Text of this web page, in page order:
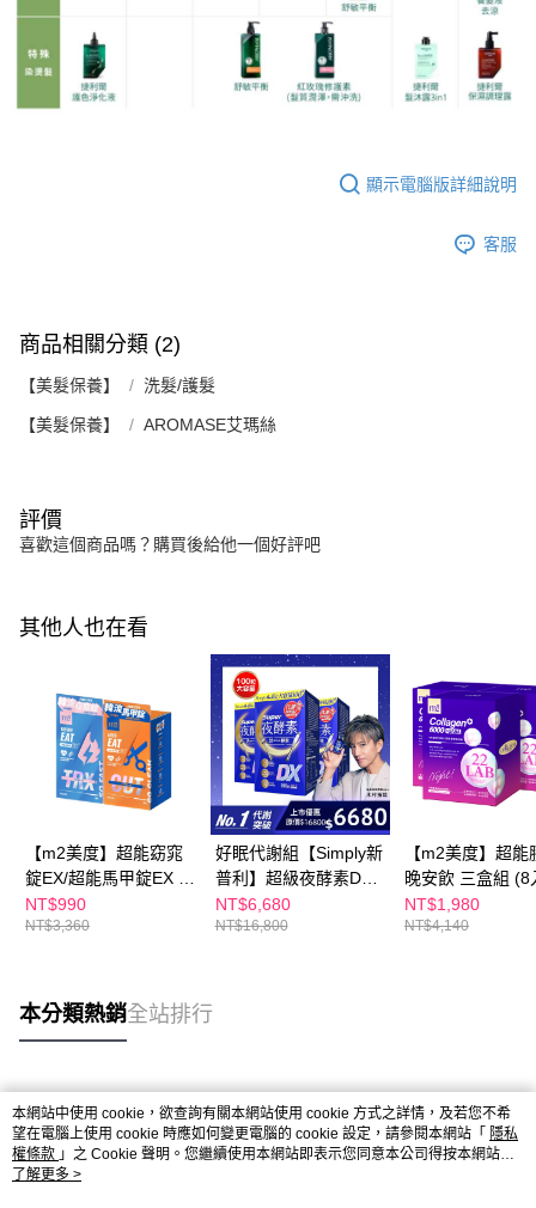
顯示電腦版詳細說明
客服
商品相關分類 (2)
【美髮保養】 洗髮/護髮
【美髮保養】 AROMASE艾瑪絲
評價
喜歡這個商品嗎？購買後給他一個好評吧
其他人也在看
【m2美度】超能窈窕
錠EX/超能馬甲錠EX 買
1送1組(30錠/任選2盒)
NT$990
NT$3,360
好眠代謝組【Simply新
普利】超級夜酵素DX
100錠/盒x3盒 木村拓
哉 代言(日韓雙GABA
NT$6,680
NT$16,800
【m2美度】超能
晚安飲 三盒組 (8
NT$1,980
NT$4,140
本分類熱銷全站排行
熱門標籤
本網站中使用 cookie，欲查詢有關本網站使用 cookie 方式之詳情，及若您不希
望在電腦上使用 cookie 時應如何變更電腦的 cookie 設定，請參閱本網站「 隱私
權條款 」之 Cookie 聲明。您繼續使用本網站即表示您同意本公司得按本網站使
用條款之 Cookie 聲明使用 cookie。
了解更多 >